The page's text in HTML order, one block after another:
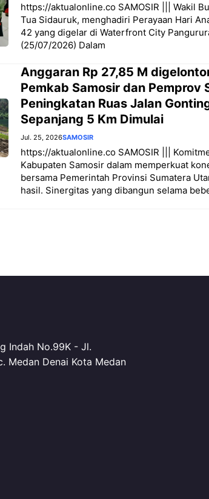
https://aktualonline.co SAMOSIR ||| Wakil
Tua Sidauruk, menghadiri Perayaan Hari
42 yang digelar di Waterfront City
(25/07/2026) Dalam
Anggaran Rp 27,85 M
Pemkab Samosir dan Pemprov
Peningkatan Ruas Jalan
Sepanjang 5 Km Dimulai
Jul. 25, 2026SAMOSIR
https://aktualonline.co SAMOSIR |||
Kabupaten Samosir dalam memperkuat
bersama Pemerintah Provinsi Sumatera
hasil. Sinergitas yang dibangun selama
Indah No.99K - Jl.
Medan Denai Kota Medan